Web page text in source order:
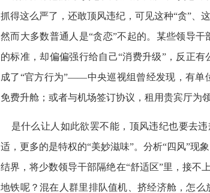
抓得这么严了，还敢顶风违纪，可见这种“贪”、
然而大多数普通人是“贪恋”不起的。某些领导
的标准，却偏偏强行给自己“消费升级”，反正
成了“官方行为”——中央巡视组曾经发现，有单
免费升舱；或者与机场签订协议，租用贵宾厅为
是什么让人如此欲罢不能，顶风违纪也要去
适，更多的是特权的“美妙滋味”。分析“四风”现
结界，将少数领导干部隔绝在“舒适区”里，接不
地铁呢？混在人群里排队值机、挤经济舱，怎